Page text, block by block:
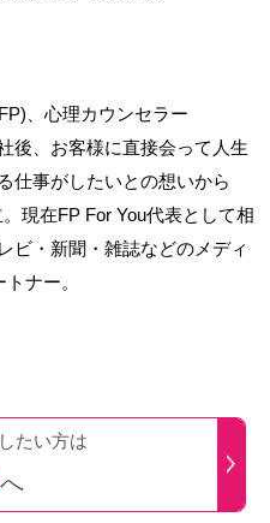
、心理カウンセラー
後、お客様に直接会って人生
仕事がしたいとの想いから
現在FP For You代表として相
ビ・新聞・雑誌などのメディ
ナー。
たい方は
へ